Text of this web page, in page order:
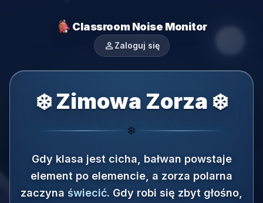
Classroom Noise Monitor
person Zaloguj się
❄️ Zimowa Zorza ❄️
❄️
Gdy klasa jest cicha, bałwan powstaje
element po elemencie, a zorza polarna
zaczyna świecić. Gdy robi się zbyt głośno,